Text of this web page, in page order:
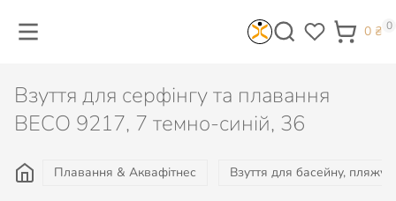
0 ₴ 0
Взуття для серфінгу та плавання
BECO 9217, 7 темно-синій, 36
Плавання & Аквафітнес Взуття для басейну, пляжу,